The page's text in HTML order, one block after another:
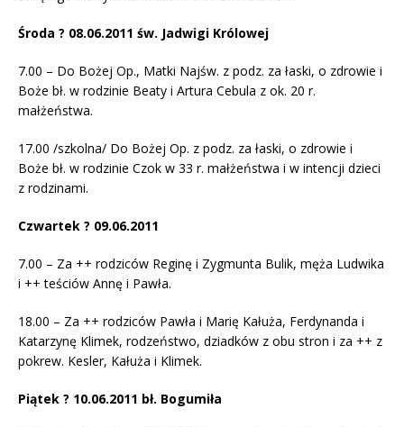
Środa ? 08.06.2011 św. Jadwigi Królowej
7.00 – Do Bożej Op., Matki Najśw. z podz. za łaski, o zdrowie i
Boże bł. w rodzinie Beaty i Artura Cebula z ok. 20 r.
małżeństwa.
17.00 /szkolna/ Do Bożej Op. z podz. za łaski, o zdrowie i
Boże bł. w rodzinie Czok w 33 r. małżeństwa i w intencji dzieci
z rodzinami.
Czwartek ? 09.06.2011
7.00 – Za ++ rodziców Reginę i Zygmunta Bulik, męża Ludwika
i ++ teściów Annę i Pawła.
18.00 – Za ++ rodziców Pawła i Marię Kałuża, Ferdynanda i
Katarzynę Klimek, rodzeństwo, dziadków z obu stron i za ++ z
pokrew. Kesler, Kałuża i Klimek.
Piątek ? 10.06.2011 bł. Bogumiła